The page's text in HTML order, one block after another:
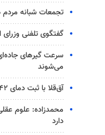
تجمعات شبانه مردم
گفتگوی تلفنی وزرای
سرعت گیرهای
می‌شوند
آق‌قلا با ثبت دمای ۴۲ درجه، گرم‌ترین نقطه گلستان شد
محمدزاده: علوم
دارد